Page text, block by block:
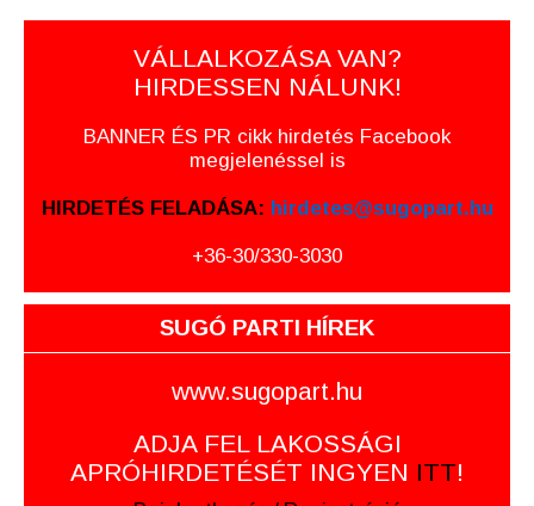
VÁLLALKOZÁSA VAN?
HIRDESSEN NÁLUNK!
BANNER ÉS PR cikk hirdetés Facebook
megjelenéssel is
HIRDETÉS FELADÁSA: hirdetes@sugopart.hu
+36-30/330-3030
SUGÓ PARTI HÍREK
www.sugopart.hu
ADJA FEL LAKOSSÁGI
APRÓHIRDETÉSÉT INGYEN ITT!